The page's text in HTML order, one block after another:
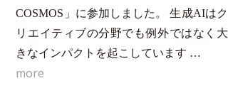
COSMOS」に参加しました。 生成AIはク
リエイティブの分野でも例外ではなく大
きなインパクトを起こしています …
more